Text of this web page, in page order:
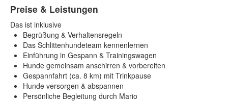
Preise & Leistungen
Das ist inklusive
Begrüßung & Verhaltensregeln
Das Schlittenhundeteam kennenlernen
Einführung in Gespann & Trainingswagen
Hunde gemeinsam anschirren & vorbereiten
Gespannfahrt (ca. 8 km) mit Trinkpause
Hunde versorgen & abspannen
Persönliche Begleitung durch Mario